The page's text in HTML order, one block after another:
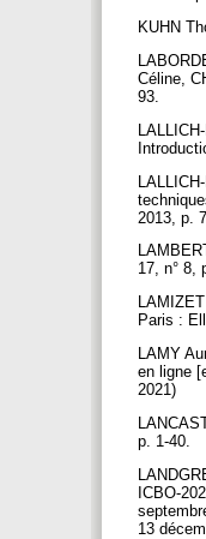
KUHN
Céline,
93.
2013, p.
17, n° 8,
Paris :
LAMY
en ligne
2021)
p. 1-40.
ICBO-
13